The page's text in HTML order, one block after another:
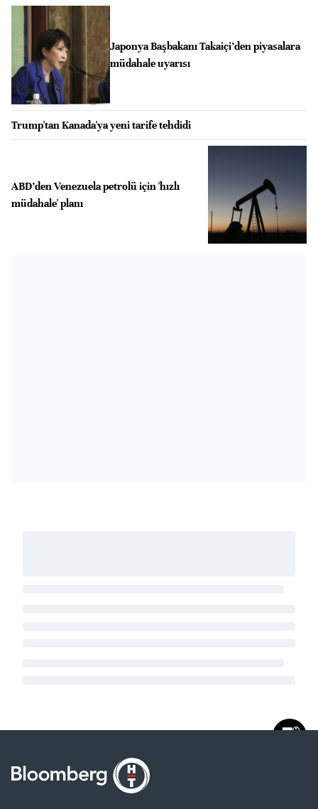
Japonya Başbakanı Takaiçi’den piyasalara
müdahale uyarısı
Trump'tan Kanada'ya yeni tarife tehdidi
ABD’den Venezuela petrolü için 'hızlı
müdahale' planı